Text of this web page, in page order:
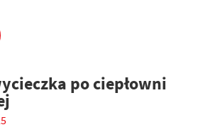
po ciepłowni